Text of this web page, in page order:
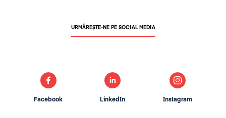
URMĂREȘTE-NE PE SOCIAL MEDIA
Facebook LinkedIn Instagram